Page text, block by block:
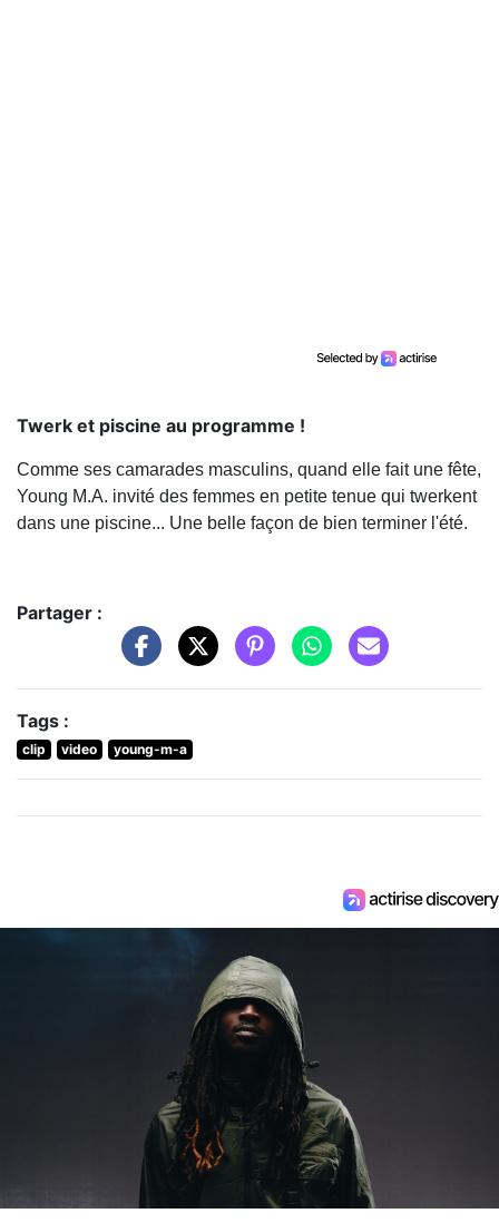
Twerk et piscine au programme !
Comme ses camarades masculins, quand elle fait une fête,
Young M.A. invité des femmes en petite tenue qui twerkent
dans une piscine... Une belle façon de bien terminer l'été.
Partager :
Tags :
clip video young-m-a